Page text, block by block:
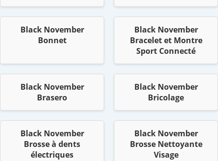
Black November
Bonnet
Black November
Bracelet et Montre
Sport Connecté
Black November
Brasero
Black November
Bricolage
Black November
Brosse à dents
électriques
Black November
Brosse Nettoyante
Visage